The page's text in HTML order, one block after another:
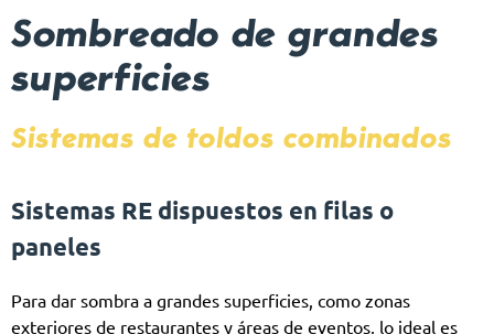
Sombreado de grandes
superficies
Sistemas de toldos combinados
Sistemas RE dispuestos en filas o
paneles
Para dar sombra a grandes superficies, como zonas
exteriores de restaurantes y áreas de eventos, lo ideal es